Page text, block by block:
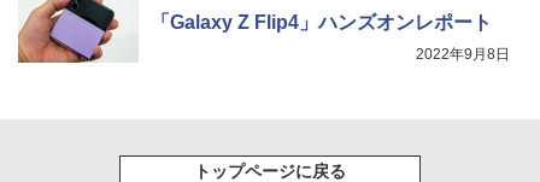
「Galaxy Z Flip4」ハンズオンレポート
2022年9月8日
トップページに戻る